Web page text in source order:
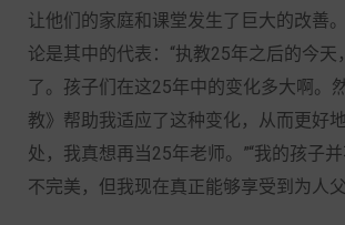
让他们的家庭和课堂发生了巨大的改善
论是其中的代表：“执教25年之后的今天
了。孩子们在这25年中的变化多大啊。
教》帮助我适应了这种变化，从而更好
处，我真想再当25年老师。”“我的孩子
不完美，但我现在真正能够享受到为人